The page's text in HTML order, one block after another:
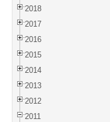
2018
2017
2016
2015
2014
2013
2012
2011